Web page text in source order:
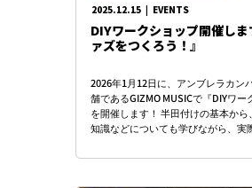
2025.12.15 | EVENTS
DIYワークショップ開催しま
ァズをつくろう！』
2026年1月12日に、アンブレラカン
舗であるGIZMO MUSICで『DIYワー
を開催します！ 半田付けの基本か
知識などについても学びながら、実